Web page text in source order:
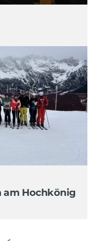
am Hochkönig